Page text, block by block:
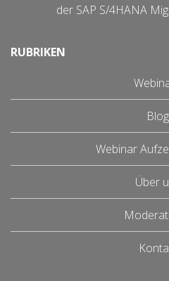
der SAP S/4HANA
RUBRIKEN
Blog
Webinar
Über